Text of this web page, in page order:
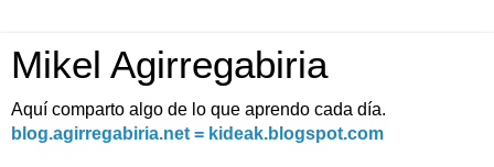
Mikel Agirregabiria
Aquí comparto algo de lo que aprendo cada día.
blog.agirregabiria.net = kideak.blogspot.com